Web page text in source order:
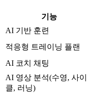
기능
AI 기반 훈련
적응형 트레이닝 플랜
AI 코치 채팅
AI 영상 분석(수영, 사이
클, 러닝)